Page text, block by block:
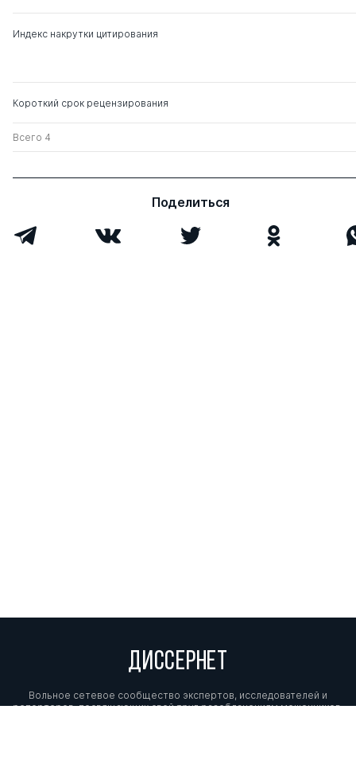
Индекс накрутки цитирования
Короткий срок рецензирования
Всего 4
Поделиться
ДИССЕРНЕТ
Вольное сетевое сообщество экспертов, исследователей и
репортеров, посвящающих свой труд разоблачениям мошенников,